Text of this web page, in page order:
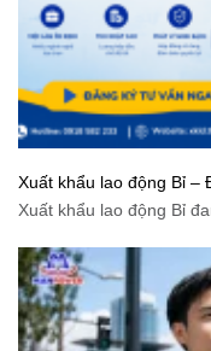
Xuất khẩu lao động Bỉ –
trình chuẩn cho người lao
Xuất khẩu lao động Bỉ